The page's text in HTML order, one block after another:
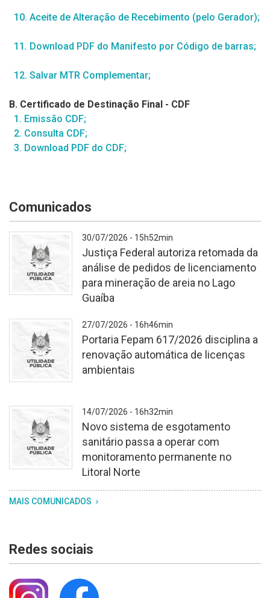
10. Aceite de Alteração de Recebimento (pelo Gerador);
11. Download PDF do Manifesto por Código de barras;
12. Salvar MTR Complementar;
B. Certificado de Destinação Final - CDF
1. Emissão CDF;
2. Consulta CDF;
3. Download PDF do CDF;
Comunicados
Fundo
branco
texturizado.
brasão
Grande
com
os
pública"
logo
abaixo
30/07/2026 - 15h52min
Justiça Federal autoriza retomada da
análise de pedidos de licenciamento
para mineração de areia no Lago
Guaíba
Fundo
branco
texturizado.
brasão
do
do
Sul,
com
os
27/07/2026 - 16h46min
Portaria Fepam 617/2026 disciplina a
renovação automática de licenças
ambientais
Fundo
branco
centro,
o
brasão
do
14/07/2026 - 16h32min
Novo sistema de esgotamento
sanitário passa a operar com
monitoramento permanente no
Litoral Norte
MAIS COMUNICADOS
Redes sociais